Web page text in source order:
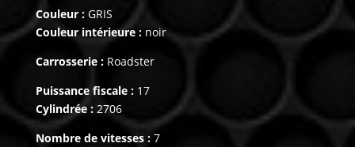
Couleur :GRIS
Couleur intérieure : noir
Carrosserie :Roadster
Puissance fiscale :17
Cylindrée :2706
Nombre de vitesses :7